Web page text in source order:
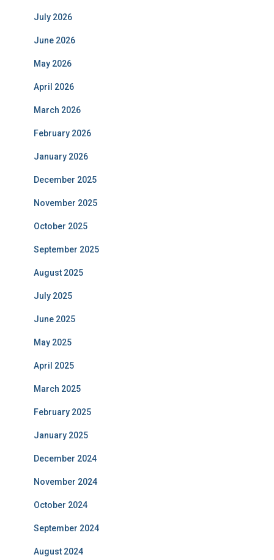
July 2026
June 2026
May 2026
April 2026
March 2026
February 2026
January 2026
December 2025
November 2025
October 2025
September 2025
August 2025
July 2025
June 2025
May 2025
April 2025
March 2025
February 2025
January 2025
December 2024
November 2024
October 2024
September 2024
August 2024